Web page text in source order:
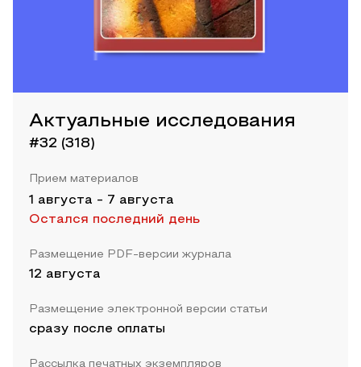
Актуальные исследования
#32 (318)
Прием материалов
1 августа - 7 августа
Остался последний день
Размещение PDF-версии журнала
12 августа
Размещение электронной версии статьи
сразу после оплаты
Рассылка печатных экземпляров